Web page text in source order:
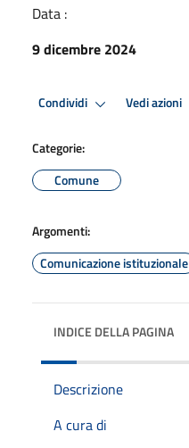
Data :
9 dicembre 2024
Condividi Vedi azioni
Categorie:
Comune
Argomenti:
Comunicazione istituzionale
INDICE DELLA PAGINA
Descrizione
A cura di